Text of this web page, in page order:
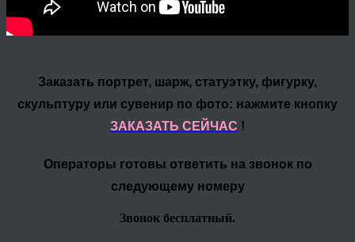
Заказать портрет, шарж, статуэтку, фигурку,
скульптуру или сувенир по фото: нажмите кнопку
ЗАКАЗАТЬ СЕЙЧАС !
Операторы готовы ответить на звонок по
следующему номеру
Звонок бесплатный.